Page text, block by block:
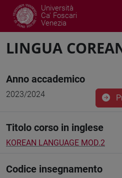
Università
Ca' Foscari
Venezia
LINGUA
Anno accademico
2023/2024
Titolo corso in inglese
KOREAN LANGUAGE MOD.2
Codice insegnamento